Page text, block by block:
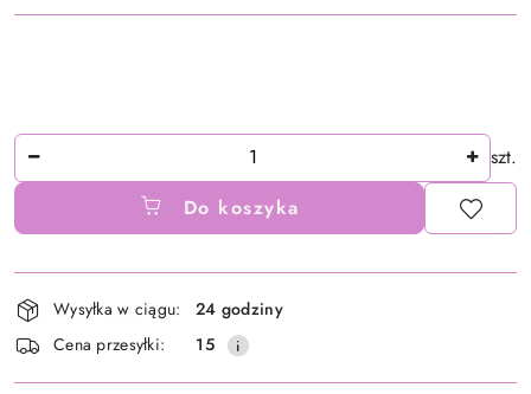
Ilość
szt.
Do koszyka
Dostępność
i
dostawa
Wysyłka w ciągu:
24 godziny
Cena przesyłki:
15